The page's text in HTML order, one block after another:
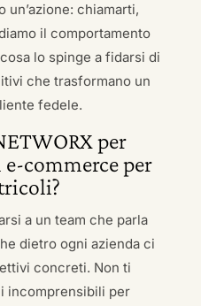
un’azione: chiamarti,
il comportamento
lo spinge a fidarsi di
che trasformano un
fedele.
per
commerce per
a un team che parla
dietro ogni azienda ci
concreti. Non ti
incomprensibili per